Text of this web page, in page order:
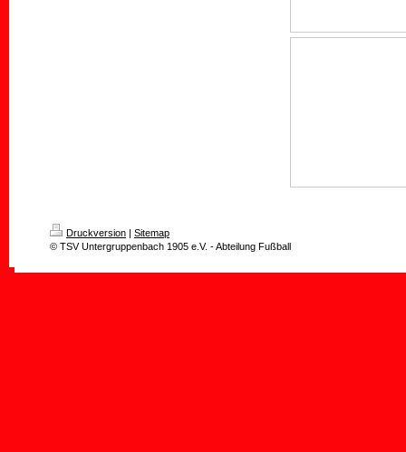
Druckversion | Sitemap
© TSV Untergruppenbach 1905 e.V. - Abteilung Fußball